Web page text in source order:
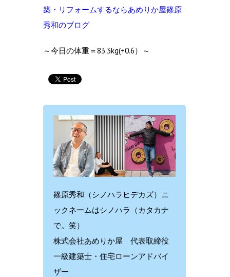
築・リフォームするならあめりか屋篠原
秀和のブログ
～今日の体重＝83.3kg(+0.6）～
篠原秀和（シノハラヒデカズ）ニ
ックネームはシノハラ（カタカナ
で。笑）
株式会社あめりか屋 代表取締役
一級建築士・住宅ローンアドバイ
ザー